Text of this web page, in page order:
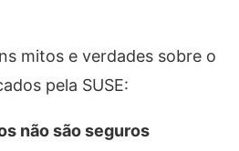
mitos e verdades sobre o
pela SUSE:
não são seguros